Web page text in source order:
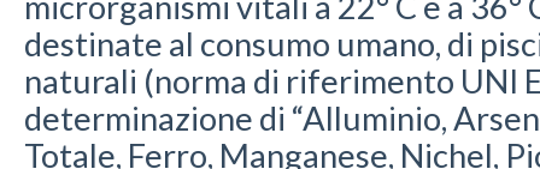
destinate al consumo umano, di
naturali (norma di riferimento UNI
determinazione di “Alluminio,
Totale, Ferro, Manganese, Nichel,